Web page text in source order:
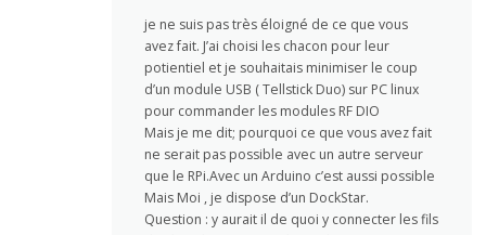
je ne suis pas très éloigné de ce que vous
avez fait. J’ai choisi les chacon pour leur
potientiel et je souhaitais minimiser le coup
d’un module USB ( Tellstick Duo) sur PC linux
pour commander les modules RF DIO
Mais je me dit; pourquoi ce que vous avez fait
ne serait pas possible avec un autre serveur
que le RPi.Avec un Arduino c’est aussi possible
Mais Moi , je dispose d’un DockStar.
Question : y aurait il de quoi y connecter les fils